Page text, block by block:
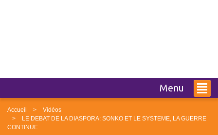
Menu
Accueil
Vidéos
LE DEBAT DE LA DIASPORA: SONKO ET LE SYSTEME, LA GUERRE
CONTINUE